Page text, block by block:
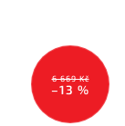
6 669 Kč
–13 %